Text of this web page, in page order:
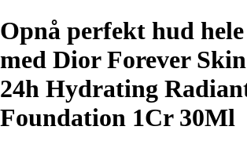
Opnå perfekt hud
med Dior Forever
24h Hydrating
Foundation 1Cr 30Ml